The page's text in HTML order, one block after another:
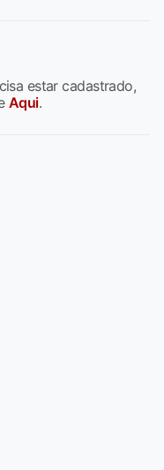
estar cadastrado,
Aqui.